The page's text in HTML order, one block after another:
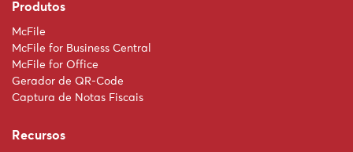
Produtos
McFile
McFile for Business Central
McFile for Office
Gerador de QR-Code
Captura de Notas Fiscais
Recursos